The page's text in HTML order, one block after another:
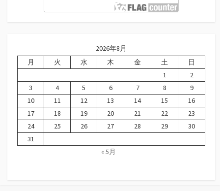
2026年8月
月
火 水 木 金 土
日
1
2
3
4 5 6 7 8
9
10
11 12 13 14 15
16
17
18 19 20 21 22
23
24
25 26 27 28 29
30
31
« 5月